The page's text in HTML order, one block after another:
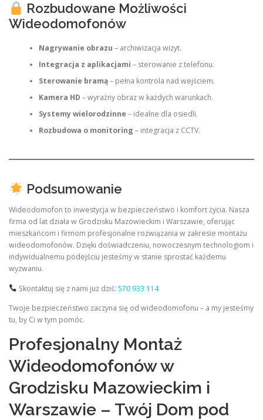
Rozbudowane Możliwości
Wideodomofonów
Nagrywanie obrazu – archiwizacja wizyt.
Integracja z aplikacjami – sterowanie z telefonu.
Sterowanie bramą– pełna kontrola nad wejściem.
Kamera HD – wyraźny obraz w każdych warunkach.
Systemy wielorodzinne – idealne dla osiedli.
Rozbudowa o monitoring – integracja z CCTV.
Podsumowanie
Wideodomofon to inwestycja w bezpieczeństwo i komfort życia. Nasza
firma od lat działa w Grodzisku Mazowieckim i Warszawie, oferując
mieszkańcom i firmom profesjonalne rozwiązania w zakresie montażu
wideodomofonów. Dzięki doświadczeniu, nowoczesnym technologiom i
indywidualnemu podejściu jesteśmy w stanie sprostać każdemu
wyzwaniu.
Skontaktuj się z nami już dziś: 570 933 114
Twoje bezpieczeństwo zaczyna się od wideodomofonu – a my jesteśmy
tu, by Ci w tym pomóc.
Profesjonalny Montaż
Wideodomofonów w
Grodzisku Mazowieckim i
Warszawie – Twój Dom pod